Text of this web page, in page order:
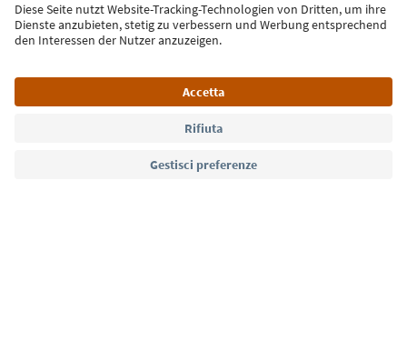
Iscriviti alla newsletter